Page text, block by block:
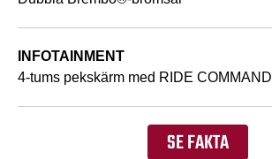
INFOTAINMENT
4-tums pekskärm med RIDE COMMAND
SE FAKTA